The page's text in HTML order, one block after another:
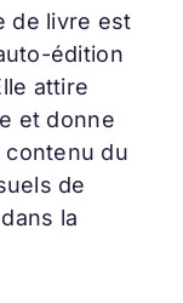
de livre est
édition
attire
et donne
du
de
la